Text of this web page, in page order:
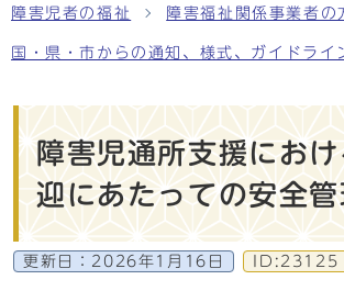
障害児者の福祉 障害福祉関係事業者の
国・県・市からの通知、様式、ガイドライ
障害児通所支援にお
迎にあたっての安全
更新日： 2026年1月16日 ID:23125